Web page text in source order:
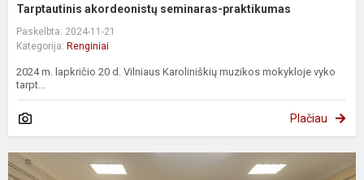
Tarptautinis akordeonistų seminaras-praktikumas
Paskelbta: 2024-11-21
Kategorija: Renginiai
2024 m. lapkričio 20 d. Vilniaus Karoliniškių muzikos mokykloje vyko
tarpt...
Plačiau